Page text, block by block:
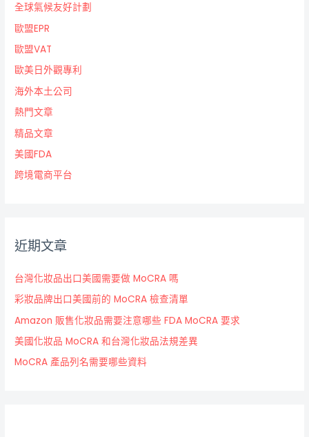
全球氣候友好計劃
歐盟EPR
歐盟VAT
歐美日外觀專利
海外本土公司
熱門文章
精品文章
美國FDA
跨境電商平台
近期文章
台灣化妝品出口美國需要做 MoCRA 嗎
彩妝品牌出口美國前的 MoCRA 檢查清單
Amazon 販售化妝品需要注意哪些 FDA MoCRA 要求
美國化妝品 MoCRA 和台灣化妝品法規差異
MoCRA 產品列名需要哪些資料